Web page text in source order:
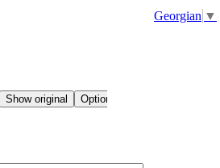
Georgian ▼